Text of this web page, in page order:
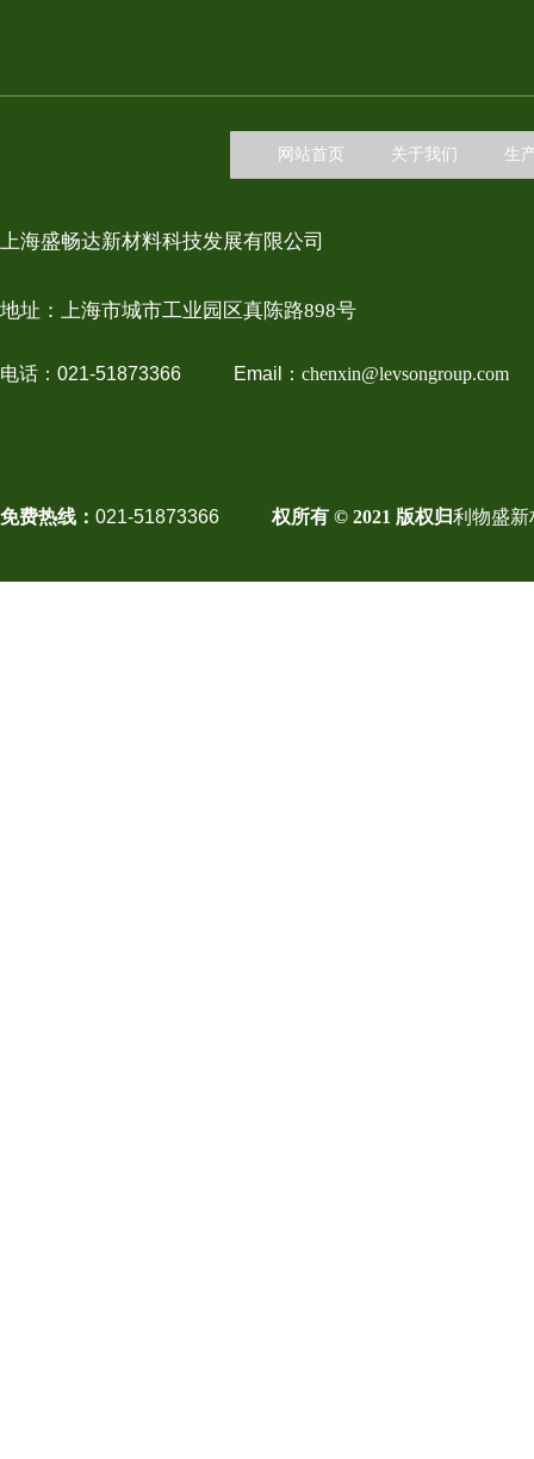
网站首页 关于我们 生
地址：上海市城市工业园区真陈路898号
上海盛畅达新材料科技发展有限公司
电话：021-51873366 Email： chenxin@levsongroup.com
免费热线： 021-51873366 权所有 © 2021 版权归利物盛新